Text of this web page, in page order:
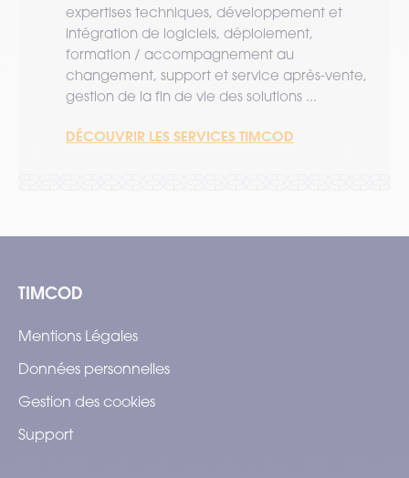
expertises techniques, développement et
intégration de logiciels, déploiement,
formation / accompagnement au
changement, support et service après-vente,
gestion de la fin de vie des solutions ...
DÉCOUVRIR LES SERVICES TIMCOD
TIMCOD
Mentions Légales
Données personnelles
Gestion des cookies
Support